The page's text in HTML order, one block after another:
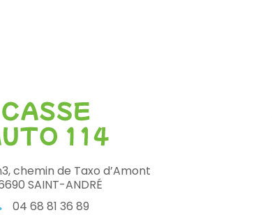
chemin de Taxo d’Amont
SAINT-ANDRÉ
04 68 81 36 89